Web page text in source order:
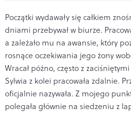
Początki wydawały się całkiem
dniami przebywał w biurze.
a zależało mu na awansie, który
rosnące oczekiwania jego żony
Wracał późno, często z
Sylwia z kolei pracowała zdalnie.
oficjalnie nazywała. Z mojego
polegała głównie na siedzeniu z